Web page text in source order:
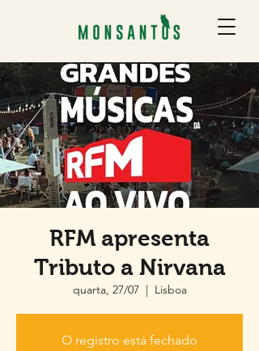
RFM apresenta
Tributo a Nirvana
quarta, 27/07
  |
Lisboa
O registro está fechado